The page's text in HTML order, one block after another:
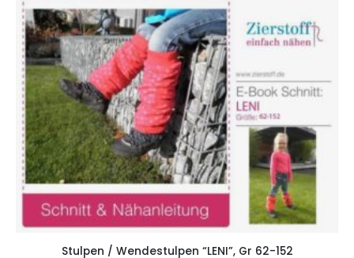
Stulpen / Wendestulpen “LENI”, Gr 62-152